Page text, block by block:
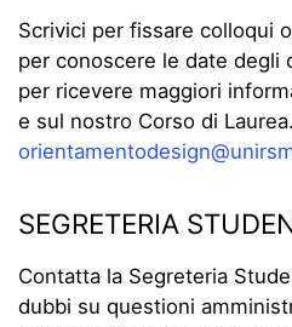
Scrivici per fissare colloqui
per conoscere le date degli
per ricevere maggiori
e sul nostro Corso di Laurea.
SEGRETERIA
Contatta la Segreteria
dubbi su questioni